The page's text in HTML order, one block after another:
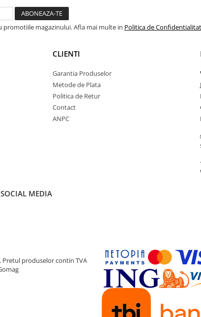
promotiile magazinului. Afla mai multe in Politica de
CLIENTI
Garantia Produselor
Metode de Plata
Politica de Retur
Contact
ANPC
MEDIA
Pretul produselor contin TVA